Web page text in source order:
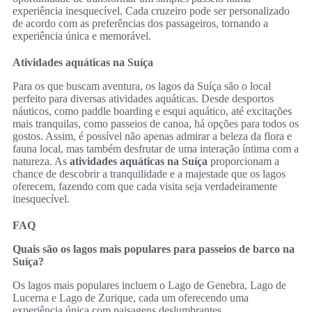
experiência inesquecível. Cada cruzeiro pode ser personalizado
de acordo com as preferências dos passageiros, tornando a
experiência única e memorável.
Atividades aquáticas na Suíça
Para os que buscam aventura, os lagos da Suíça são o local
perfeito para diversas atividades aquáticas. Desde desportos
náuticos, como paddle boarding e esqui aquático, até excitações
mais tranquilas, como passeios de canoa, há opções para todos os
gostos. Assim, é possível não apenas admirar a beleza da flora e
fauna local, mas também desfrutar de uma interação íntima com a
natureza. As atividades aquáticas na Suíça proporcionam a
chance de descobrir a tranquilidade e a majestade que os lagos
oferecem, fazendo com que cada visita seja verdadeiramente
inesquecível.
FAQ
Quais são os lagos mais populares para passeios de barco na
Suíça?
Os lagos mais populares incluem o Lago de Genebra, Lago de
Lucerna e Lago de Zurique, cada um oferecendo uma